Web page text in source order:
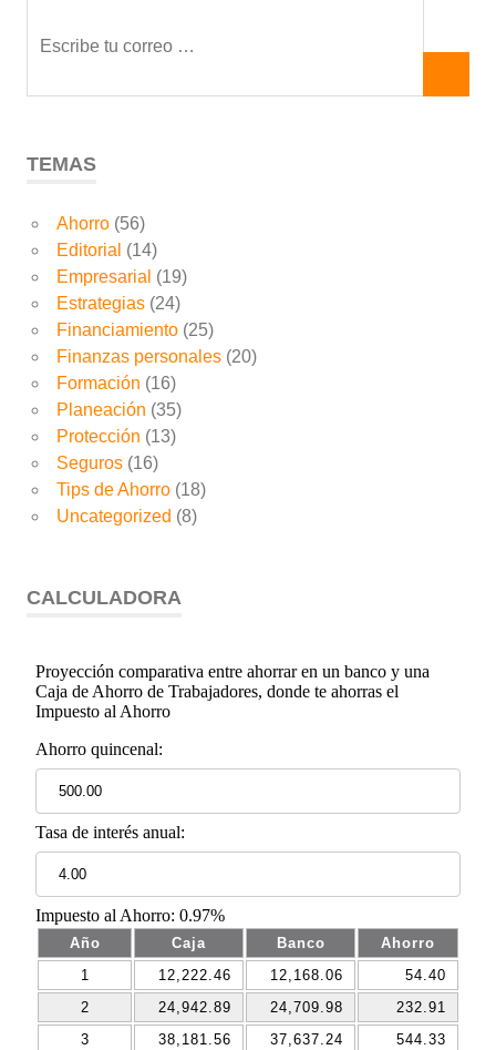
TEMAS
Ahorro(56)
Editorial (14)
Empresarial (19)
Estrategias(24)
Financiamiento(25)
Finanzas personales(20)
Formación (16)
Planeación (35)
Protección (13)
Seguros(16)
Tips de Ahorro(18)
Uncategorized (8)
CALCULADORA